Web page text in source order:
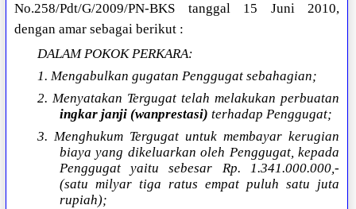
No.258/Pdt/G/2009/PN-BKS tanggal 15 Juni 2010,
dengan amar sebagai berikut :
DALAM POKOK PERKARA:
1. Mengabulkan gugatan Penggugat sebahagian;
2. Menyatakan Tergugat telah melakukan perbuatan
ingkar janji (wanprestasi) terhadap Penggugat;
3. Menghukum Tergugat untuk membayar kerugian
biaya yang dikeluarkan oleh Penggugat, kepada
Penggugat yaitu sebesar Rp. 1.341.000.000,-
(satu milyar tiga ratus empat puluh satu juta
rupiah);